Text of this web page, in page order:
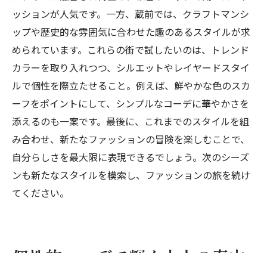
ッションが人気です。一方、蔵前では、クラフトマンシ
ップや歴史的な雰囲気に合わせた趣のあるスタイルが求
められています。これらの街で試したいのは、トレンド
カラーを取り入れつつ、シルエットやレイヤードスタイ
ルで個性を際立たせること。例えば、鮮やかな色のスカ
ーフをポイントにして、シンプルなコーデに華やかさを
添えるのも一案です。最後に、これまでのスタイルを組
み合わせ、新たなファッションの冒険を楽しむことで、
自分らしさを最大限に表現できるでしょう。次のシーズ
ンも新たなスタイルを模索し、ファッションの旅を続け
てください。